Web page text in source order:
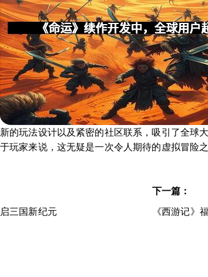
的玩法设计以及紧密的社区联系，吸引了全
玩家来说，这无疑是一次令人期待的虚拟冒险之
三国新纪元
下一篇：
《西游记》